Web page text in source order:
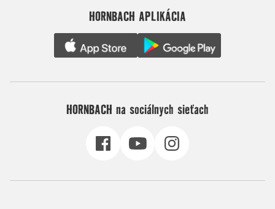
HORNBACH APLIKÁCIA
HORNBACH na sociálnych sieťach